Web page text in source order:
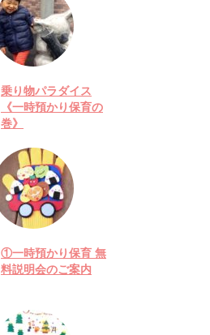
乗り物パラダイス
《一時預かり保育の
巻》
①一時預かり保育 無
料説明会のご案内